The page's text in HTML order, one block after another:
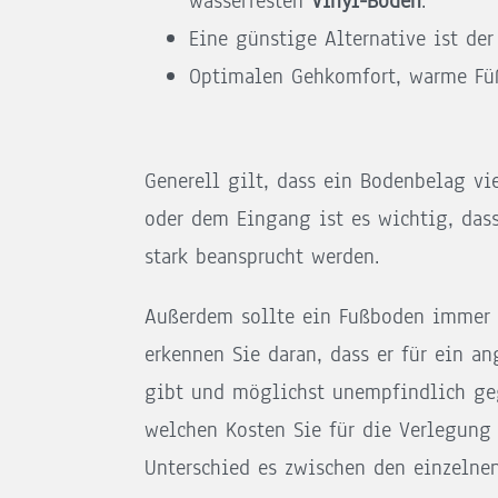
Eine günstige Alternative ist
Optimalen Gehkomfort, warme
Generell gilt, dass ein Bodenbelag
oder dem Eingang ist es wichtig,
stark beansprucht werden.
Außerdem sollte ein Fußboden
erkennen Sie daran, dass er für ein
gibt und möglichst unempfindlich
welchen Kosten Sie für die
Unterschied es zwischen den